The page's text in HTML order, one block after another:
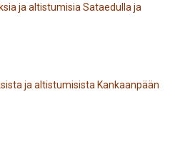
ja altistumisia Sataedulla ja
ja altistumisista Kankaanpään